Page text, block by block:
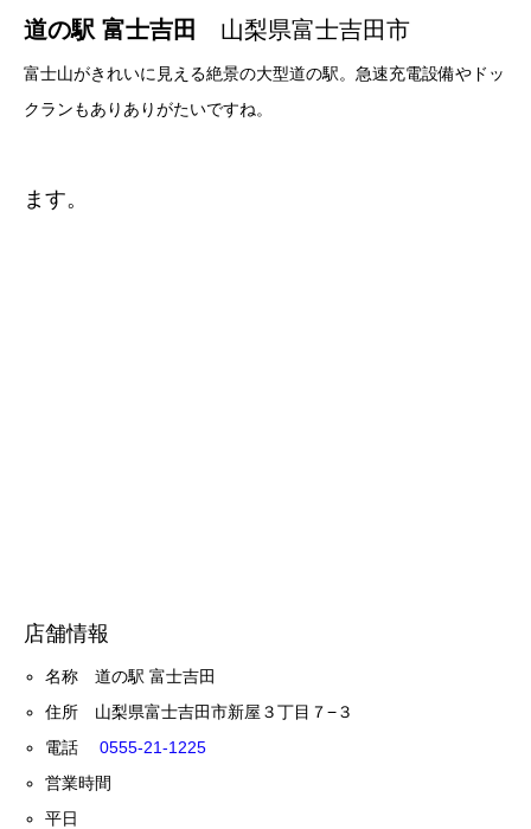
道の駅 富士吉田 山梨県富士吉田市
富士山がきれいに見える絶景の大型道の駅。急速充電設備やドッ
クランもありありがたいですね。
ます。
店舗情報
名称 道の駅 富士吉田
住所 山梨県富士吉田市新屋３丁目７−３
電話0555-21-1225
営業時間
平日